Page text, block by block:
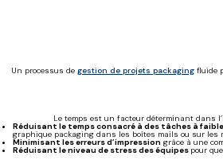
Un processus de gestion de projets packaging fluide
Le temps est un facteur déterminant dans
Réduisant le temps consacré à des tâches à
graphique packaging dans les boîtes mails ou sur les
Minimisant les erreurs d’impression grâce à une
Réduisant le niveau de stress des équipes pour